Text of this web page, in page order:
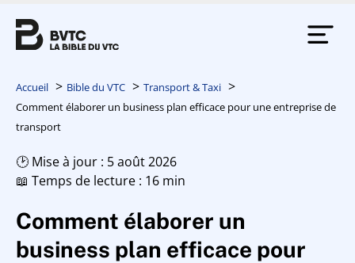
Accueil Bible du VTC
Transport & Taxi
Comment élaborer un business plan efficace pour une entreprise de
transport
🕑 Mise à jour : 5 août 2026
📖 Temps de lecture : 16 min
Comment élaborer un
business plan efficace pour